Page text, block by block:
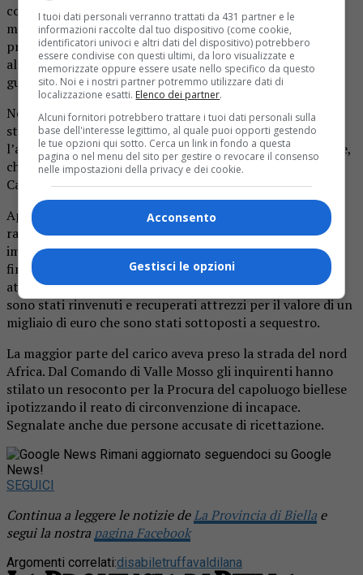
convinto con l’inganno ad acquistare attrezzi vari e
materiale edile per la somma di 5mila euro,
prospettandogli l’improbabile opportunità di rivenderlo
all’estero a prezzo maggiorato così da realizzare un lauto
guadagno.
Non avendo la disponibilità economica il malcapitato è
stato indotto a chiedere un prestito per perfezionare
l’acquisto e solo quando è arrivata la prima rata da pagare,
che non era in grado di onorare, ha chiesto aiuto ai
Carabinieri.
Appresa la notizia di reato, i militari hanno trasmesso un
rapporto la Procura della Repubblica di Biella che ha
immediatamente emesso un decreto di perquisizione
finalizzato alla ricerca del materiale. Nel corso delle
attività, estese anche alle abitazioni di incauti acquirenti,
sono stati rinvenuti e recuperati attrezzi per il valore di un
migliaio di euro che sono stati sottoposti a sequestro.
La maggior parte del carico aveva preso la strada del nord
Africa. Dal Comando di Valle Mosso gli inquirenti hanno
stilato un resoconto per la Procura del capoluogo biellese
ipotizzando il reato di circonvenzione di incapace.
Segnalate anche due persone accusate di ricettazione.
Rimani aggiornato seguendoci su Google
News!
SEGUICI
Continua a leggere le notizie deLa Provincia di Biella e
segui la nostra pagina Facebook
Argomenti correlati:disabiletruffavaldilana
I tuoi dati personali verranno trattati da 431 partner e le
informazioni raccolte dal tuo dispositivo (come cookie,
identificatori univoci e altri dati del dispositivo) potrebbero
essere condivise con questi ultimi, da loro visualizzate e
memorizzate oppure essere usate nello specifico da questo
sito. Noi e i nostri partner potremmo utilizzare dati di
localizzazione esatti. Elenco dei partner.
Alcuni fornitori potrebbero trattare i tuoi dati personali sulla
base dell'interesse legittimo, al quale puoi opporti gestendo
le tue opzioni qui sotto. Cerca un link in fondo a questa
pagina o nel menu del sito per gestire o revocare il consenso
nelle impostazioni della privacy e dei cookie.
Acconsento
Gestisci le opzioni